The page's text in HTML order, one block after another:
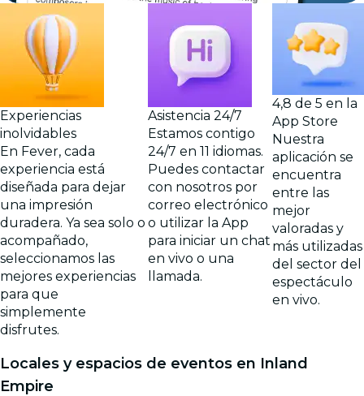
Experiencias
inolvidables
En Fever, cada
experiencia está
diseñada para dejar
una impresión
duradera. Ya sea solo o
acompañado,
seleccionamos las
mejores experiencias
para que
simplemente
disfrutes.
Asistencia 24/7
Estamos contigo
24/7 en 11 idiomas.
Puedes contactar
con nosotros por
correo electrónico
o utilizar la App
para iniciar un chat
en vivo o una
llamada.
4,8 de 5 en la
App Store
Nuestra
aplicación se
encuentra
entre las
mejor
valoradas y
más utilizadas
del sector del
espectáculo
en vivo.
Locales y espacios de eventos en Inland
Empire